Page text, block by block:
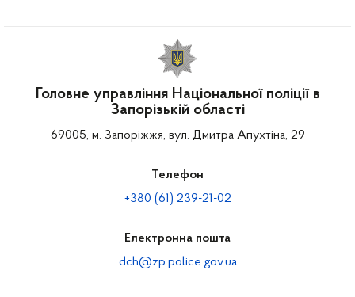
Головне управління Національної поліції в
Запорізькій області
69005, м. Запоріжжя, вул. Дмитра Апухтіна, 29
Телефон
+380 (61) 239-21-02
Електронна пошта
dch@zp.police.gov.ua